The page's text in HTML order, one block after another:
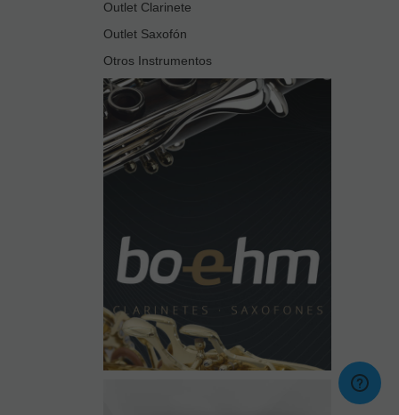
Outlet Clarinete
Outlet Saxofón
Otros Instrumentos